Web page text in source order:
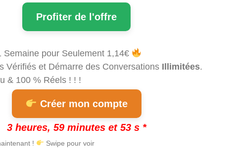
Profiter de l'offre
pour Seulement 1,14€
Vérifiés et Démarre des Conversations Illimitées.
& 100 % Réels ! ! !
Créer mon compte
3 heures, 59 minutes et 52 s *
! Swipe pour voir